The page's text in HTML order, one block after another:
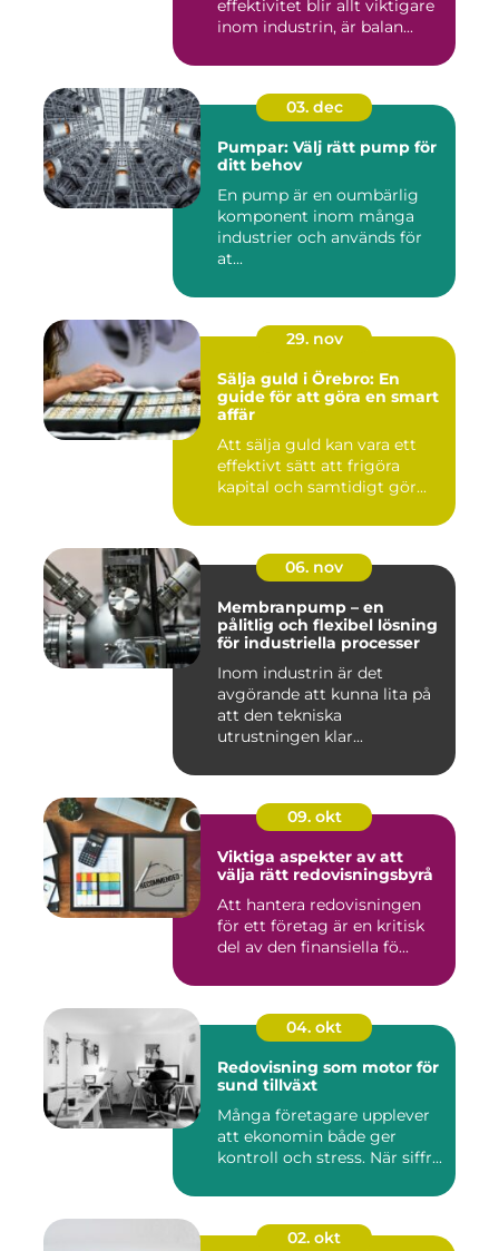
effektivitet blir allt viktigare
inom industrin, är balan...
03. dec
Pumpar: Välj rätt pump för
ditt behov
En pump är en oumbärlig
komponent inom många
industrier och används för
at...
29. nov
Sälja guld i Örebro: En
guide för att göra en smart
affär
Att sälja guld kan vara ett
effektivt sätt att frigöra
kapital och samtidigt gör...
06. nov
Membranpump – en
pålitlig och flexibel lösning
för industriella processer
Inom industrin är det
avgörande att kunna lita på
att den tekniska
utrustningen klar...
09. okt
Viktiga aspekter av att
välja rätt redovisningsbyrå
Att hantera redovisningen
för ett företag är en kritisk
del av den finansiella fö...
04. okt
Redovisning som motor för
sund tillväxt
Många företagare upplever
att ekonomin både ger
kontroll och stress. När siffr...
02. okt